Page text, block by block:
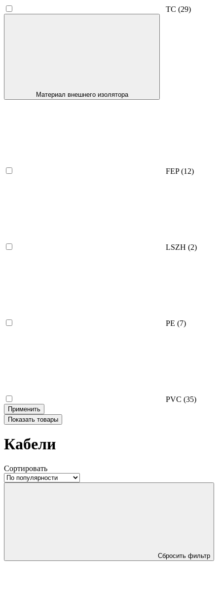
TC (29)
Материал внешнего изолятора
FEP(12)
LSZH (2)
PE (7)
PVC (35)
Применить
Показать товары
Кабели
Сортировать
Сбросить фильтр